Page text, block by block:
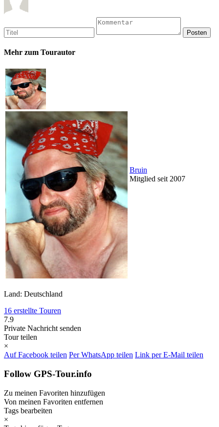
Mehr zum Tourautor
Bruin
Mitglied seit 2007
Land: Deutschland
16 erstellte Touren
7.9
Private Nachricht senden
Tour teilen
×
Auf Facebook teilen Per WhatsApp teilen Link per E-Mail teilen
Follow GPS-Tour.info
Zu meinen Favoriten hinzufügen
Von meinen Favoriten entfernen
Tags bearbeiten
×